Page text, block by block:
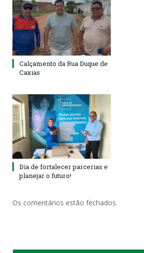
Calçamento da Rua Duque de
Caxias
Dia de fortalecer parcerias e
planejar o futuro!
Os comentários estão fechados.